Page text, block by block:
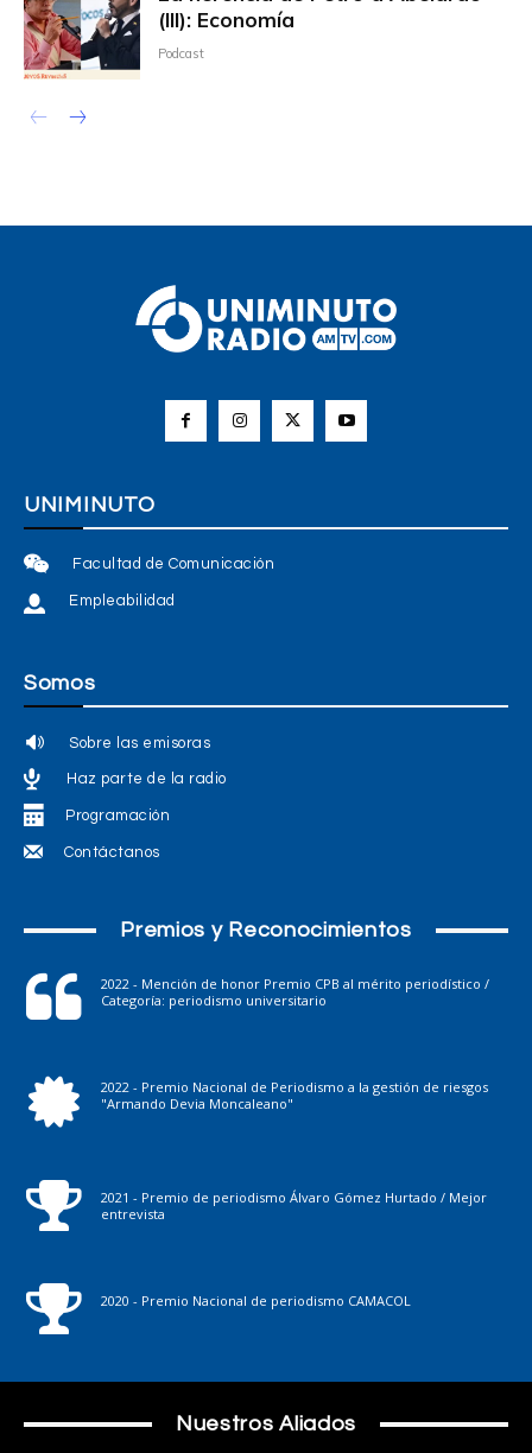
(III): Economía
Podcast
UNIMINUTO
Facultad de Comunicación
Empleabilidad
Somos
Sobre las emisoras
Haz parte de la radio
Programación
Contáctanos
Premios y Reconocimientos
2022 - Mención de honor Premio CPB al mérito periodístico /
Categoría: periodismo universitario
2022 - Premio Nacional de Periodismo a la gestión de riesgos
"Armando Devia Moncaleano"
2021 - Premio de periodismo Álvaro Gómez Hurtado / Mejor
entrevista
2020 - Premio Nacional de periodismo CAMACOL
Nuestros Aliados